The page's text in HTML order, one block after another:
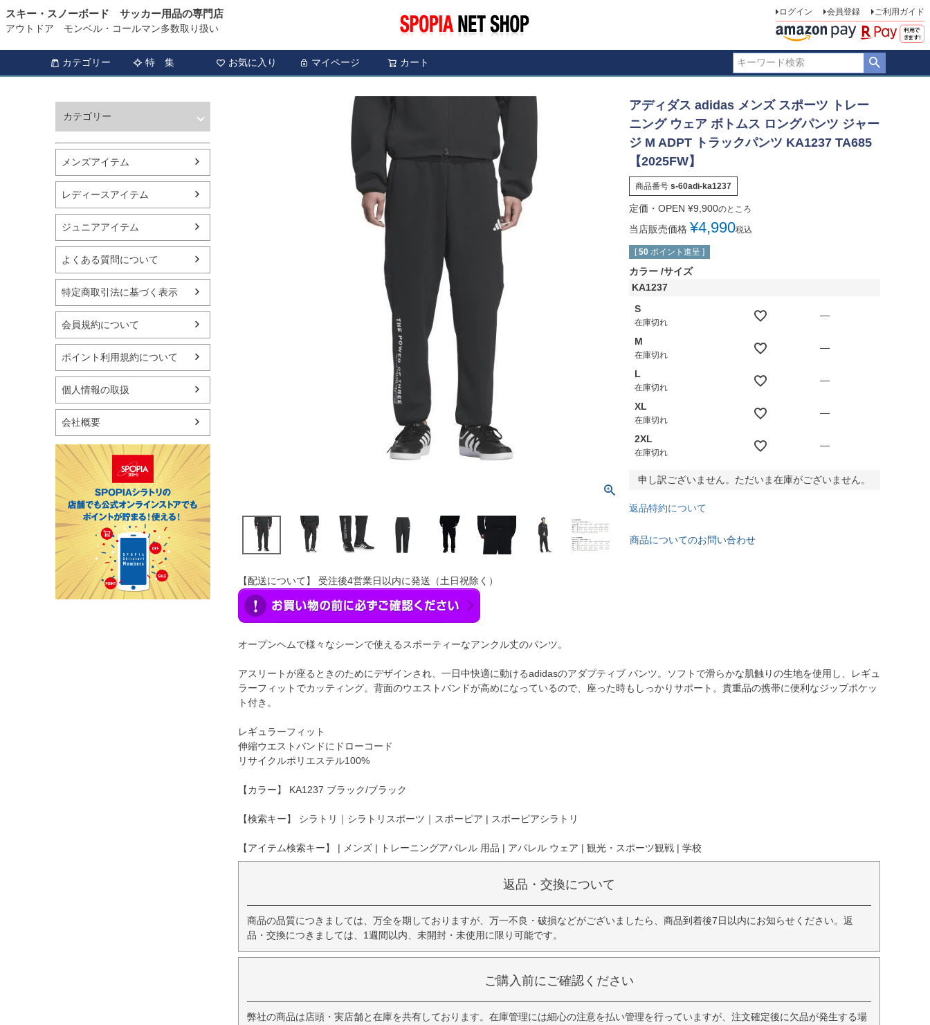
スキー・スノーボード サッカー用品の専門店
アウトドア モンベル・コールマン多数取り扱い
ログイン 会員登録 ご利用ガイド
カテゴリー 特 集 お気に入り マイページ カート
カテゴリー
バスケットボール
シューズ
ランニング用品
スポーツアパレル
テニス
バレーボール
フィットネス用品
スイミング用品
マリン
スケートボード
野球・ソフトボール
ゴルフ
卓球用品
バッグ・サングラス
ハンドボール用品
ラグビー用品
グランドゴルフ
メンズアイテム
レディースアイテム
ジュニアアイテム
よくある質問について
特定商取引法に基づく表示
会員規約について
ポイント利用規約について
個人情報の取扱
会社概要
アディダス adidas メンズ スポーツ トレー
ニング ウェア ボトムス ロングパンツ ジャー
ジ M ADPT トラックパンツ KA1237 TA685
【2025FW】
商品番号 s-60adi-ka1237
定価・OPEN ¥9,900のところ
当店販売価格 ¥4,990税込
[ 50 ポイント進呈 ]
カラー サイズ
KA1237
S
在庫切れ
—
M
在庫切れ
—
L
在庫切れ
—
XL
在庫切れ
—
2XL
在庫切れ
—
申し訳ございません。ただいま在庫がございません。
返品特約について
商品についてのお問い合わせ
【配送について】 受注後4営業日以内に発送（土日祝除く）
オープンヘムで様々なシーンで使えるスポーティーなアンクル丈のパンツ。
アスリートが座るときのためにデザインされ、一日中快適に動けるadidasのアダプティブ パンツ。ソフトで滑らかな肌触りの生地を使用し、レギュ
ラーフィットでカッティング。背面のウエストバンドが高めになっているので、座った時もしっかりサポート。貴重品の携帯に便利なジップポケッ
ト付き。
レギュラーフィット
伸縮ウエストバンドにドローコード
リサイクルポリエステル100%
【カラー】 KA1237 ブラック/ブラック
【検索キー】 シラトリ｜シラトリスポーツ｜スポーピア | スポーピアシラトリ
【アイテム検索キー】 | メンズ | トレーニングアパレル 用品 | アパレル ウェア | 観光・スポーツ観戦 | 学校
返品・交換について
商品の品質につきましては、万全を期しておりますが、万一不良・破損などがございましたら、商品到着後7日以内にお知らせください。返
品・交換につきましては、1週間以内、未開封・未使用に限り可能です。
ご購入前にご確認ください
弊社の商品は店頭・実店舗と在庫を共有しております。在庫管理には細心の注意を払い管理を行っていますが、注文確定後に欠品が発生する場